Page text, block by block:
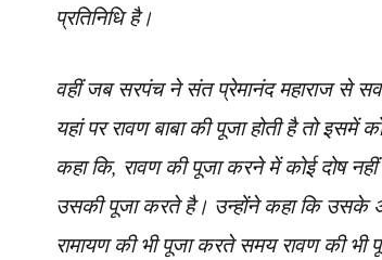
प्रतिनिधि है।
वहीं जब सरपंच ने संत प्रेमानंद महाराज से
यहां पर रावण बाबा की पूजा होती है तो
कहा कि, रावण की पूजा करने में कोई दोष
उसकी पूजा करते है। उन्होंने कहा कि उसके
रामायण की भी पूजा करते समय रावण की भी